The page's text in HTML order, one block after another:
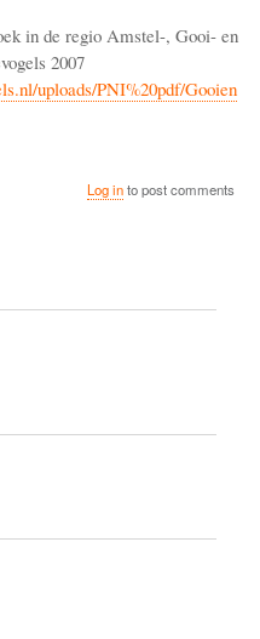
in de regio Amstel-, Gooi- en
2007
uploads/PNI%20pdf/Gooien
Log into post comments